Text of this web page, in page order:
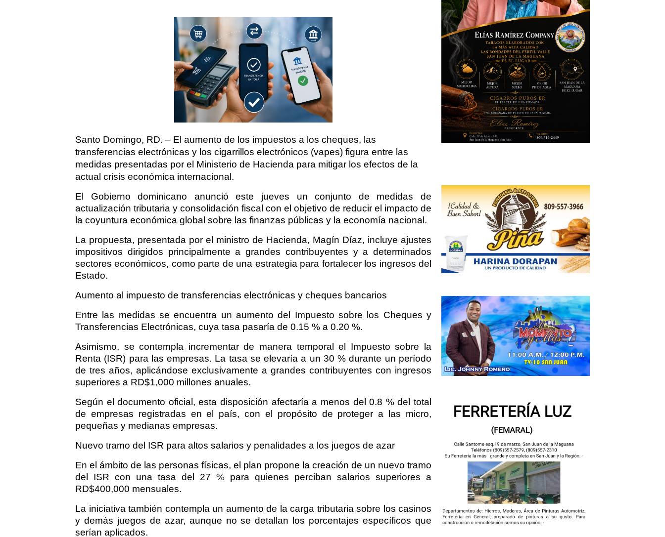
Santo Domingo, RD. – El aumento de los impuestos a los cheques, las
transferencias electrónicas y los cigarrillos electrónicos (vapes) figura entre las
medidas presentadas por el Ministerio de Hacienda para mitigar los efectos de la
actual crisis económica internacional.
El Gobierno dominicano anunció este jueves un conjunto de medidas de
actualización tributaria y consolidación fiscal con el objetivo de reducir el impacto de
la coyuntura económica global sobre las finanzas públicas y la economía nacional.
La propuesta, presentada por el ministro de Hacienda, Magín Díaz, incluye ajustes
impositivos dirigidos principalmente a grandes contribuyentes y a determinados
sectores económicos, como parte de una estrategia para fortalecer los ingresos del
Estado.
Aumento al impuesto de transferencias electrónicas y cheques bancarios
Entre las medidas se encuentra un aumento del Impuesto sobre los Cheques y
Transferencias Electrónicas, cuya tasa pasaría de 0.15 % a 0.20 %.
Asimismo, se contempla incrementar de manera temporal el Impuesto sobre la
Renta (ISR) para las empresas. La tasa se elevaría a un 30 % durante un período
de tres años, aplicándose exclusivamente a grandes contribuyentes con ingresos
superiores a RD$1,000 millones anuales.
Según el documento oficial, esta disposición afectaría a menos del 0.8 % del total
de empresas registradas en el país, con el propósito de proteger a las micro,
pequeñas y medianas empresas.
Nuevo tramo del ISR para altos salarios y penalidades a los juegos de azar
En el ámbito de las personas físicas, el plan propone la creación de un nuevo tramo
del ISR con una tasa del 27 % para quienes perciban salarios superiores a
RD$400,000 mensuales.
La iniciativa también contempla un aumento de la carga tributaria sobre los casinos
y demás juegos de azar, aunque no se detallan los porcentajes específicos que
serían aplicados.